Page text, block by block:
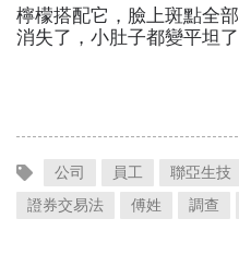
檸檬搭配它，臉上斑點全部
消失了，小肚子都變平坦了
公司 員工 聯亞生技
證券交易法
傅姓 調查